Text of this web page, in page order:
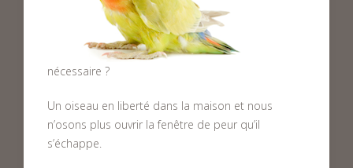
nécessaire ?
Un oiseau en liberté dans la maison et nous
n’osons plus ouvrir la fenêtre de peur qu’il
s’échappe.